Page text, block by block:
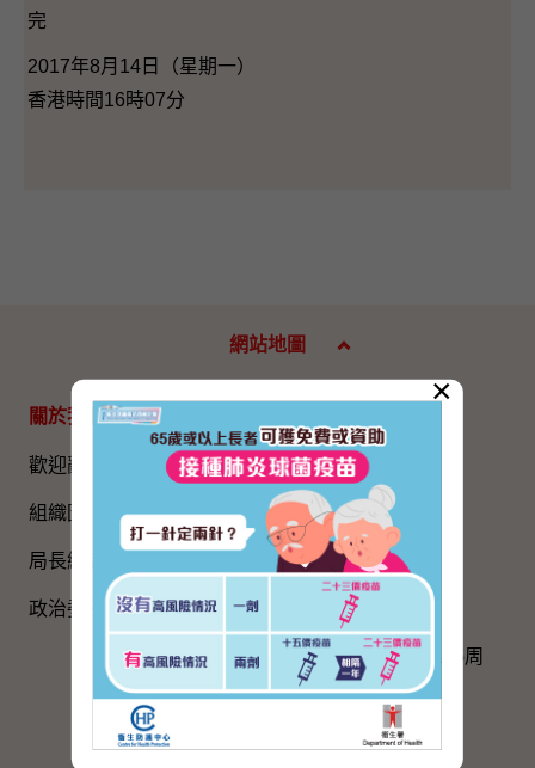
完
2017年8月14日（星期一）
香港時間16時07分
網站地圖
關於我們
歡迎辭
組織圖​
局長網誌
政治委任官員的申報
國家五年規劃
國家憲法日
《基本法》
國旗、國徽、國歌
慶祝中國共產黨成立105周
年
粵港澳大灣區建設
×